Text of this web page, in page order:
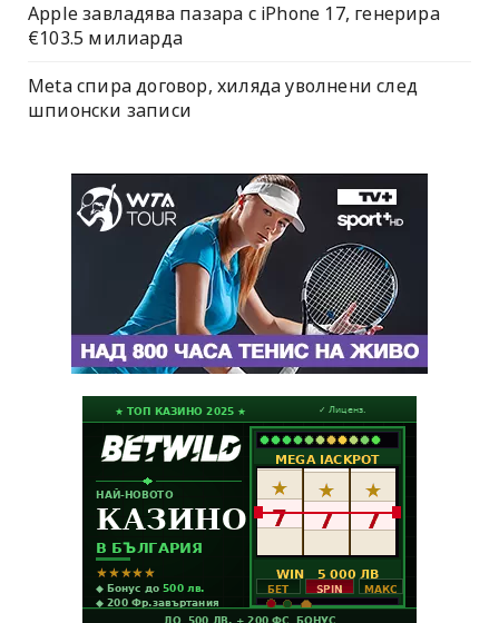
Apple завладява пазара с iPhone 17, генерира
€103.5 милиарда
Meta спира договор, хиляда уволнени след
шпионски записи